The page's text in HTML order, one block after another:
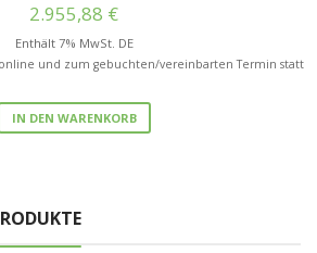
2.955,88 €
Enthält 7% MwSt. DE
und zum gebuchten/vereinbarten Termin statt
IN DEN WARENKORB